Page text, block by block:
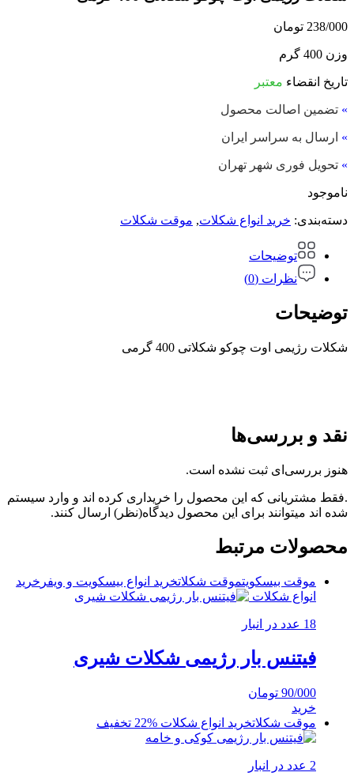
238/000 تومان
وزن 400 گرم
تاریخ انقضاء معتبر
» تضمین اصالت محصول
» ارسال به سراسر ایران
» تحویل فوری شهر تهران
ناموجود
دسته‌بندی: خرید انواع شکلات, موقت شکلات
توضیحات
نظرات (0)
توضیحات
شکلات رژیمی اوت چوکو شکلاتی 400 گرمی
نقد و بررسی‌ها
هنوز بررسی‌ای ثبت نشده است.
.فقط مشتریانی که این محصول را خریداری کرده اند و وارد سیستم
شده اند میتوانند برای این محصول دیدگاه(نظر) ارسال کنند.
محصولات مرتبط
موقت بیسکویتموقت شکلاتخرید انواع بیسکویت و ویفر خرید
انواع شکلات
18 عدد در انبار
فیتنس بار رژیمی شکلات شیری
90/000 تومان
خرید
موقت شکلاتخرید انواع شکلات %22 تخفیف
2 عدد در انبار